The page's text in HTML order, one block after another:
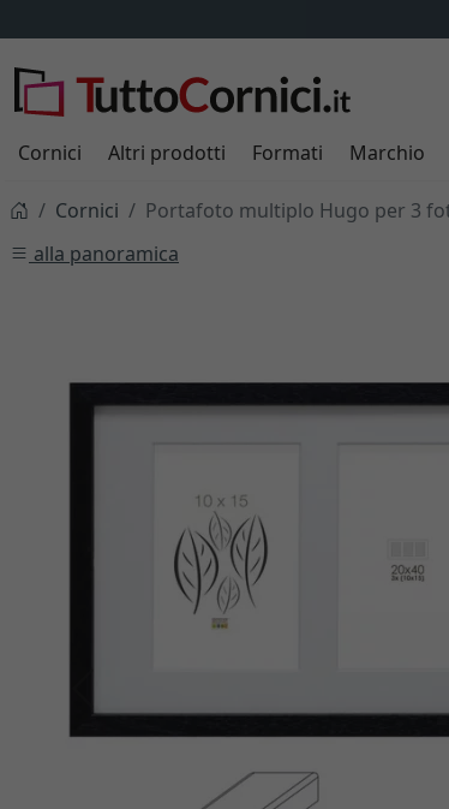
Cornici Altri prodotti Formati Marchio
Cornici
Portafoto multiplo Hugo per 3
alla panoramica